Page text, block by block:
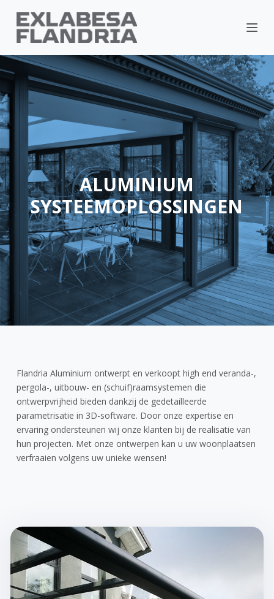
ALUMINIUM
SYSTEEMOPLOSSINGEN
Flandria Aluminium ontwerpt en verkoopt high end veranda-,
pergola-, uitbouw- en (schuif)raamsystemen die
ontwerpvrijheid bieden dankzij de gedetailleerde
parametrisatie in 3D-software. Door onze expertise en
ervaring ondersteunen wij onze klanten bij de realisatie van
hun projecten. Met onze ontwerpen kan u uw woonplaatsen
verfraaien volgens uw unieke wensen!